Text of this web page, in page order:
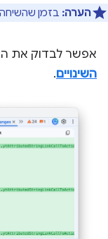
הערה: בזמן שהשיחה
אפשר לבדוק את
השינויים.